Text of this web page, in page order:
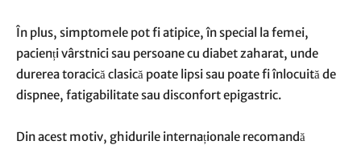
În plus, simptomele pot fi atipice, în special la femei,
pacienți vârstnici sau persoane cu diabet zaharat, unde
durerea toracică clasică poate lipsi sau poate fi înlocuită de
dispnee, fatigabilitate sau disconfort epigastric.
Din acest motiv, ghidurile internaționale recomandă